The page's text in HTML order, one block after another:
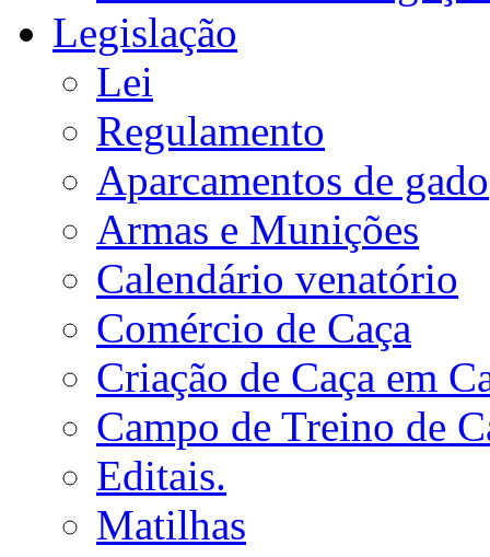
Legislação
Lei
Regulamento
Aparcamentos de gado
Armas e Munições
Calendário venatório
Comércio de Caça
Criação de Caça em
Campo de Treino de
Editais.
Matilhas